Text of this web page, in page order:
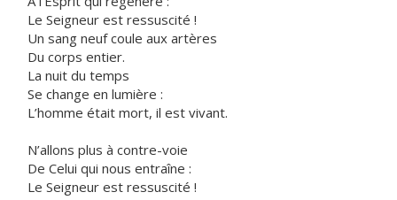
Le Seigneur est ressuscité !
Un sang neuf coule aux artères
Du corps entier.
La nuit du temps
Se change en lumière :
L’homme était mort, il est vivant.
N’allons plus à contre-voie
De Celui qui nous entraîne :
Le Seigneur est ressuscité !